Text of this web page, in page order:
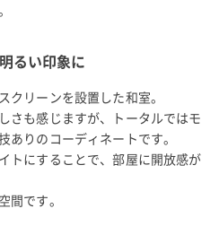
るい印象に
クリーンを設置した和室。
さも感じますが、トータルではモ
ありのコーディネートです。
トにすることで、部屋に開放感が
間です。